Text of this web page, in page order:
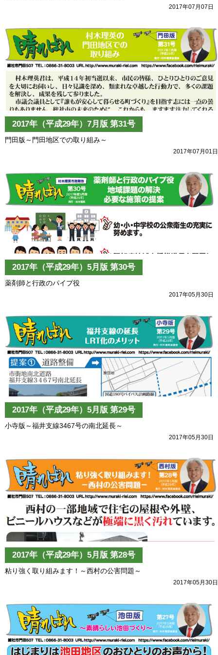
2017年07月07日
2017年（平成29年）7月版 第31号
門田版～門田地区での取り組み～
2017年07月01日
2017年（平成29年）5月版 第30号
薬剤師と行政のパイプ役
2017年05月30日
2017年（平成29年）5月版 第29号
小寺版～福井支線3467号の南北延長～
2017年05月30日
2017年（平成29年）5月版 第28号
粘り強く取り組みます！～西村の公害問題～
2017年05月30日